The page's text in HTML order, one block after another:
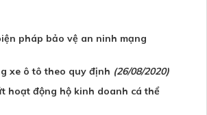
pháp bảo vệ an ninh mạng
xe ô tô theo quy định (26/08/2020)
hoạt động hộ kinh doanh cá thể